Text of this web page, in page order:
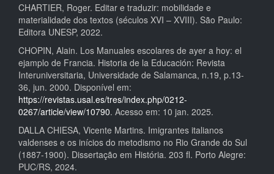
CHARTIER, Roger. Editar e traduzir: mobilidade e
materialidade dos textos (séculos XVI – XVIII). São Paulo:
Editora UNESP, 2022.
CHOPIN, Alain. Los Manuales escolares de ayer a hoy: el
ejamplo de Francia. Historia de la Educación: Revista
Interuniversitaria, Universidade de Salamanca, n.19, p.13-
36, jun. 2000. Disponível em:
https://revistas.usal.es/tres/index.php/0212-
0267/article/view/10790. Acesso em: 10 jan. 2025.
DALLA CHIESA, Vicente Martins. Imigrantes italianos
valdenses e os inícios do metodismo no Rio Grande do Sul
(1887-1900). Dissertação em História. 203 fl. Porto Alegre:
PUC/RS, 2024.